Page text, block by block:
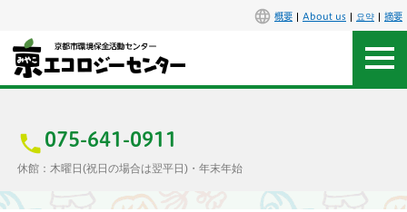
概要 About us 요약 摘要
075-641-0911
休館：木曜日(祝日の場合は翌平日)・年末年始
アクセス